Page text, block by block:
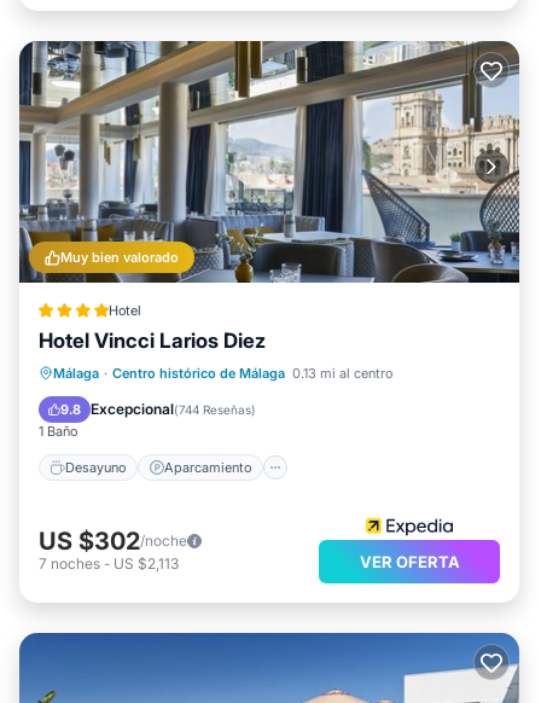
Muy bien valorado
Hotel
Hotel Vincci Larios Diez
Málaga · Centro histórico de Málaga 0.13 mi al centro
9.8 Excepcional(744 Reseñas)
1 Baño
Desayuno Aparcamiento
Desayuno
Aparcamiento
Aire acondicionado
US $302/noche
7 noches - US $2,113 VER OFERTA